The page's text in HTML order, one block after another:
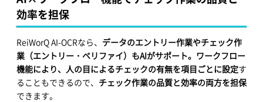
効率を担保
ReiWorQ AI-OCRなら、 データのエントリー作業やチェック作
業（エントリー・ベリファイ）もAIがサポート。ワークフロー
機能により、人の目によるチェックの有無を項目ごとに設定す
ることもできるので、 チェック作業の品質と効率の両方を担保
できます。